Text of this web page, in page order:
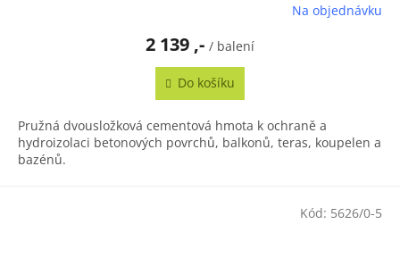
Na objednávku
2 139 ,- / balení
Do košíku
Pružná dvousložková cementová hmota k ochraně a
hydroizolaci betonových povrchů, balkonů, teras, koupelen a
bazénů.
Kód: 5626/0-5